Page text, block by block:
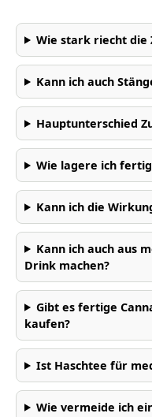
Wie stark riecht die
Kann ich auch
Hauptunterschied
Wie lagere ich
Kann ich die
Kann ich auch aus
Drink machen?
Gibt es fertige
kaufen?
Ist Haschtee für
Wie vermeide ich